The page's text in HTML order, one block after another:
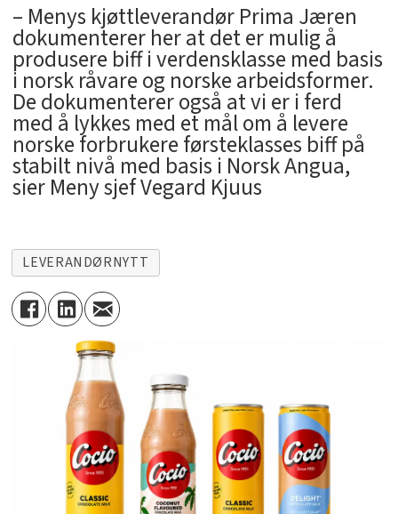
– Menys kjøttleverandør Prima Jæren
dokumenterer her at det er mulig å
produsere biff i verdensklasse med basis
i norsk råvare og norske arbeidsformer.
De dokumenterer også at vi er i ferd
med å lykkes med et mål om å levere
norske forbrukere førsteklasses biff på
stabilt nivå med basis i Norsk Angua,
sier Meny sjef Vegard Kjuus
LEVERANDØRNYTT